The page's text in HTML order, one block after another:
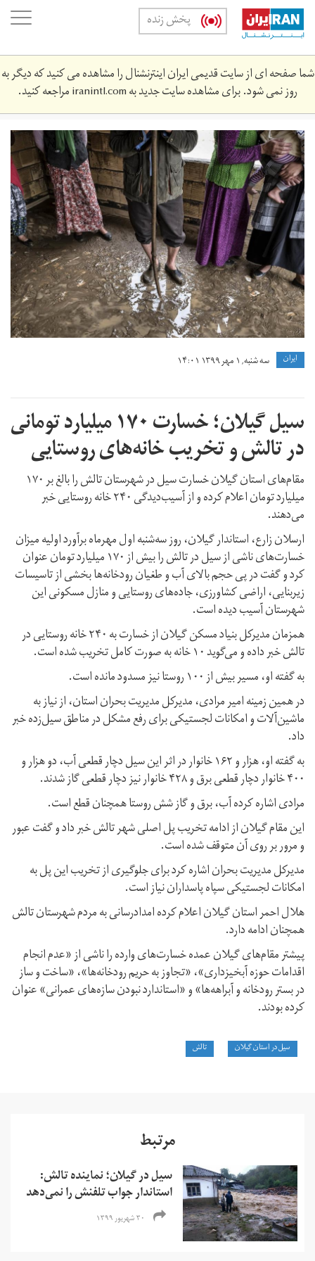
Skip
main
content
پخش زنده
شما صفحه ای از سایت قدیمی ایران اینترنشنال را مشاهده می کنید که دیگر به
روز نمی شود. برای مشاهده سایت جدید بهiranintl.comمراجعه کنید.
2911825.jpg
ايران سه شنبه, ۱ مهر ۱۳۹۹ ۱۴:۰۱
سیل گیلان؛ خسارت ۱۷۰ میلیارد تومانی
در تالش و تخریب خانه‌های روستایی
مقام‌های استان گیلان خسارت سیل در شهرستان تالش را بالغ بر ۱۷۰
میلیارد تومان اعلام کرده و از آسیب‌دیدگی ۲۴۰ خانه روستایی خبر
می‌دهند.
ارسلان زارع،‌ استاندار گیلان،‌ روز سه‌شنبه اول مهرماه برآورد اولیه میزان
خسارت‌های ناشی از سیل در تالش را بیش از ۱۷۰ میلیارد تومان عنوان
کرد و گفت در پی حجم بالای آب و طغیان رودخانه‌ها بخشی از تاسیسات
زیربنایی،‌ اراضی کشاورزی،‌ جاده‌های روستایی و منازل مسکونی این
شهرستان آسیب دیده است.
همزمان مدیرکل بنیاد مسکن گیلان از خسارت به ۲۴۰ خانه روستایی در
تالش خبر داده و می‌گوید ۱۰ خانه به صورت کامل تخریب شده است.
به گفته او، مسیر بیش از ۱۰۰ روستا نیز مسدود مانده است.
در همین زمینه امیر مرادی، مدیرکل مدیریت بحران استان، از نیاز به
ماشین‌آلات و امکانات لجستیکی برای رفع مشکل در مناطق سیل‌زده خبر
داد.
به گفته او، هزار و ۱۶۲ خانوار در اثر این سیل دچار قطعی آب، دو هزار و
۴۰۰ خانوار دچار قطعی برق و ۴۲۸ خانوار نیز دچار قطعی گاز شدند.
مرادی اشاره کرده آب،‌ برق و گاز شش روستا همچنان قطع است.
این مقام گیلان از ادامه تخریب پل اصلی شهر تالش خبر داد و گفت عبور
و مرور بر روی آن متوقف شده است.
مدیرکل مدیریت بحران اشاره کرد برای جلوگیری از تخریب این پل به
امکانات لجستیکی سپاه پاسداران نیاز است.
هلال احمر استان گیلان اعلام کرده امدادرسانی به مردم شهرستان تالش
همچنان ادامه دارد.
پیشتر مقام‌های گیلان عمده خسارت‌های وارده را ناشی از «عدم انجام
اقدامات حوزه آبخیزداری»، «تجاوز به حریم رودخانه ها»، «ساخت و ساز
در بستر رودخانه و آبراهه ها» و «استاندارد نبودن سازه‌های عمرانی» عنوان
کرده بودند.
سیل در استان گیلان تالش
مرتبط
سیل در گیلان؛ نماینده تالش:
استاندار جواب تلفنش را نمی‌دهد
۳۰ شهریور ۱۳۹۹